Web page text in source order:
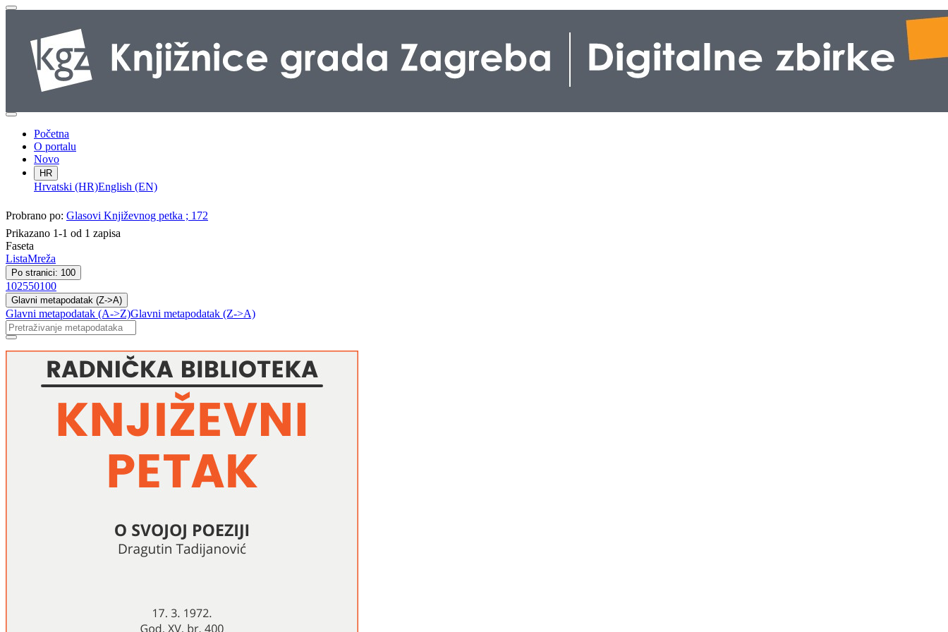
Početna
O portalu
Novo
HR
Hrvatski (HR)English (EN)
Probrano po: Glasovi Književnog petka ; 172
Prikazano 1-1 od 1 zapisa
Faseta
ListaMreža
Po stranici: 100
102550100
Glavni metapodatak (Z->A)
Glavni metapodatak (A->Z)Glavni metapodatak (Z->A)